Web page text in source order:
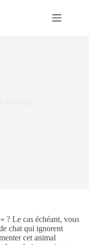
? Le cas échéant, vous
chat qui ignorent
cet animal